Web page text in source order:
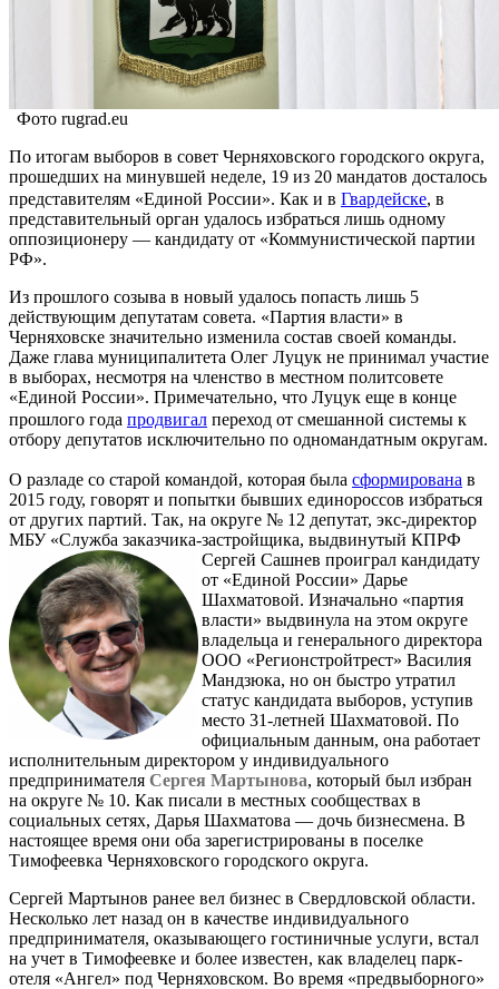
Фото rugrad.eu
По итогам выборов в совет Черняховского городского округа,
прошедших на минувшей неделе, 19 из 20 мандатов досталось
представителям «Единой России». Как и в Гвардейске, в
представительный орган удалось избраться лишь одному
оппозиционеру — кандидату от «Коммунистической партии
РФ».
Из прошлого созыва в новый удалось попасть лишь 5
действующим депутатам совета. «Партия власти» в
Черняховске значительно изменила состав своей команды.
Даже глава муниципалитета Олег Луцук не принимал участие
в выборах, несмотря на членство в местном политсовете
«Единой России». Примечательно, что Луцук еще в конце
прошлого года продвигал переход от смешанной системы к
отбору депутатов исключительно по одномандатным округам.
О разладе со старой командой, которая была сформирована в
2015 году, говорят и попытки бывших единороссов избраться
от других партий. Так, на округе № 12 депутат, экс-директор
МБУ «Служба заказчика-застройщика, выдвинутый КПРФ
Сергей Сашнев проиграл кандидату
от «Единой России» Дарье
Шахматовой. Изначально «партия
власти» выдвинула на этом округе
владельца и генерального директора
ООО «Регионстройтрест» Василия
Мандзюка, но он быстро утратил
статус кандидата выборов, уступив
место 31-летней Шахматовой. По
официальным данным, она работает
исполнительным директором у индивидуального
предпринимателя Сергея Мартынова, который был избран
на округе № 10. Как писали в местных сообществах в
социальных сетях, Дарья Шахматова — дочь бизнесмена. В
настоящее время они оба зарегистрированы в поселке
Тимофеевка Черняховского городского округа.
Сергей Мартынов ранее вел бизнес в Свердловской области.
Несколько лет назад он в качестве индивидуального
предпринимателя, оказывающего гостиничные услуги, встал
на учет в Тимофеевке и более известен, как владелец парк-
отеля «Ангел» под Черняховском. Во время «предвыборного»